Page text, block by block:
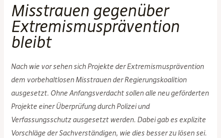
Misstrauen gegenüber
Extremismusprävention
bleibt
Nach wie vor sehen sich Projekte der Extremismusprävention
dem vorbehaltlosen Misstrauen der Regierungskoalition
ausgesetzt. Ohne Anfangsverdacht sollen alle neu geförderten
Projekte einer Überprüfung durch Polizei und
Verfassungsschutz ausgesetzt werden. Dabei gab es explizite
Vorschläge der Sachverständigen, wie dies besser zu lösen sei.